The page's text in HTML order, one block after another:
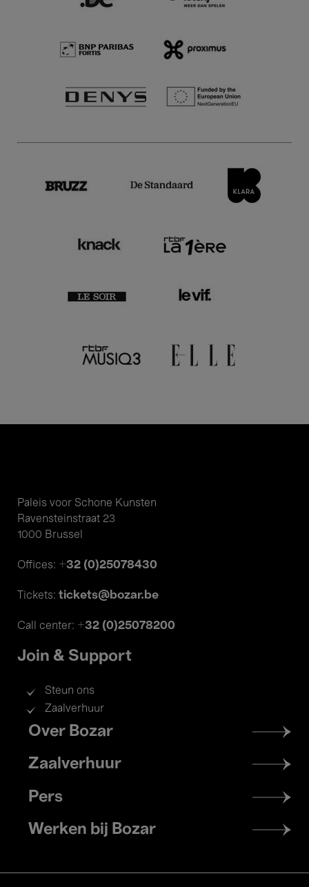
Paleis voor Schone Kunsten
Ravensteinstraat 23
1000 Brussel
Offices: +32 (0)25078430
Tickets: tickets@bozar.be
Call center: +32 (0)25078200
Join & Support
Steun ons
Zaalverhuur
Footer
menu
Over Bozar
Zaalverhuur
Pers
Werken bij Bozar